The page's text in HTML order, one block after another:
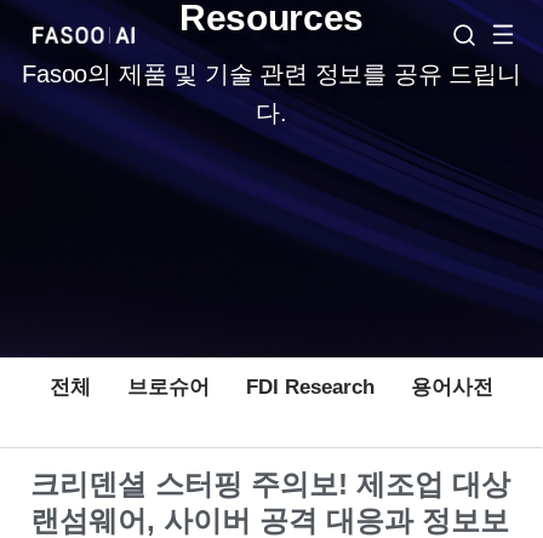
Resources
Fasoo의 제품 및 기술 관련 정보를 공유 드립니
다.
전체 브로슈어 FDI Research 용어사전
크리덴셜 스터핑 주의보! 제조업 대상
랜섬웨어, 사이버 공격 대응과 정보보